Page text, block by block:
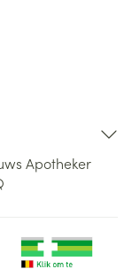
Apotheker